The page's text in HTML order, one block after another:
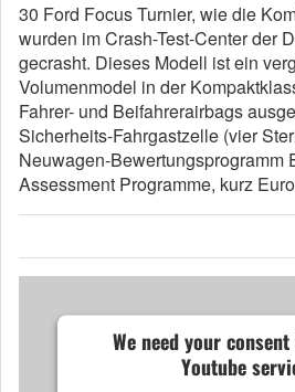
30 Ford Focus Turnier, wie die
wurden im Crash-Test-Center der
gecrasht. Dieses Modell ist ein
Volumenmodel in der
Fahrer- und Beifahrerairbags
Sicherheits-Fahrgastzelle (vier
Neuwagen-Bewer­tungspro­gramm
Assessment Programme, kurz
We need your
Youtube